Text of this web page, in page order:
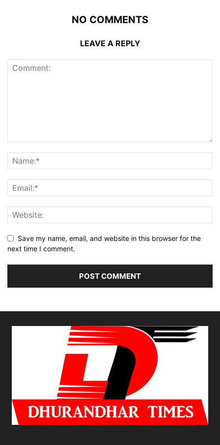
NO COMMENTS
LEAVE A REPLY
Save my name, email, and website in this browser for the
next time I comment.